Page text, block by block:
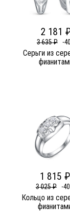
2 181
3 635 ₽ -
Серьги из
1 815 ₽
3 025 ₽ -
Кольцо из